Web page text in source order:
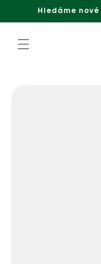
Hledáme